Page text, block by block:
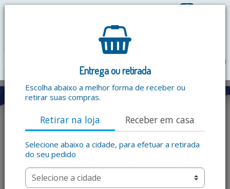
0
Entrega ou retirada
Escolha abaixo a melhor forma de receber ou
retirar suas compras.
Retirar na loja Receber em casa
Selecione abaixo a cidade, para efetuar a retirada
do seu pedido